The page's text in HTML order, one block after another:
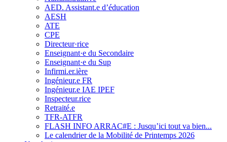
AED. Assistant.e d’éducation
AESH
ATE
CPE
Directeur·rice
Enseignant·e du Secondaire
Enseignant·e du Sup
Infirmi.er.ière
Ingénieur.e FR
Ingénieur.e IAE IPEF
Inspecteur.rice
Retraité.e
TFR-ATFR
FLASH INFO ARRAC#E : Jusqu’ici tout va bien...
Le calendrier de la Mobilité de Printemps 2026